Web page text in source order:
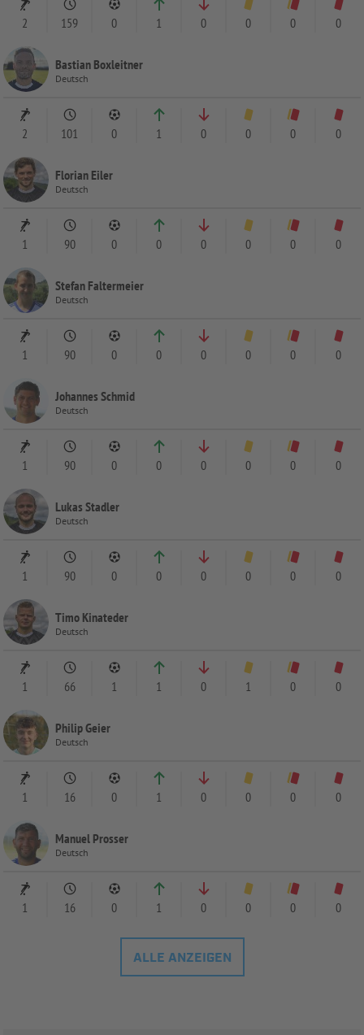
2 159 0 1 0 0 0 0
Bastian Boxleitner
Deutsch
2 101 0 1 0 0 0 0
Florian Eiler
Deutsch
1 90 0 0 0 0 0 0
Stefan Faltermeier
Deutsch
1 90 0 0 0 0 0 0
Johannes Schmid
Deutsch
1 90 0 0 0 0 0 0
Lukas Stadler
Deutsch
1 90 0 0 0 0 0 0
Timo Kinateder
Deutsch
1 66 1 1 0 1 0 0
Philip Geier
Deutsch
1 16 0 1 0 0 0 0
Manuel Prosser
Deutsch
1 16 0 1 0 0 0 0
ALLE ANZEIGEN